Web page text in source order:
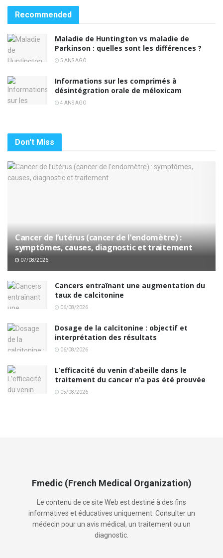
Recommended
Maladie de Huntington vs maladie de
Parkinson : quelles sont les différences ?
5 ANS AGO
Informations sur les comprimés à
désintégration orale de méloxicam
4 ANS AGO
Don't Miss
Cancer de l’utérus (cancer de l’endomètre) :
symptômes, causes, diagnostic et traitement
07/08/2026
Cancers entraînant une augmentation du
taux de calcitonine
06/08/2026
Dosage de la calcitonine : objectif et
interprétation des résultats
06/08/2026
L’efficacité du venin d’abeille dans le
traitement du cancer n’a pas été prouvée
05/08/2026
Fmedic (French Medical Organization)
Le contenu de ce site Web est destiné à des fins
informatives et éducatives uniquement. Consulter un
médecin pour un avis médical, un traitement ou un
diagnostic.